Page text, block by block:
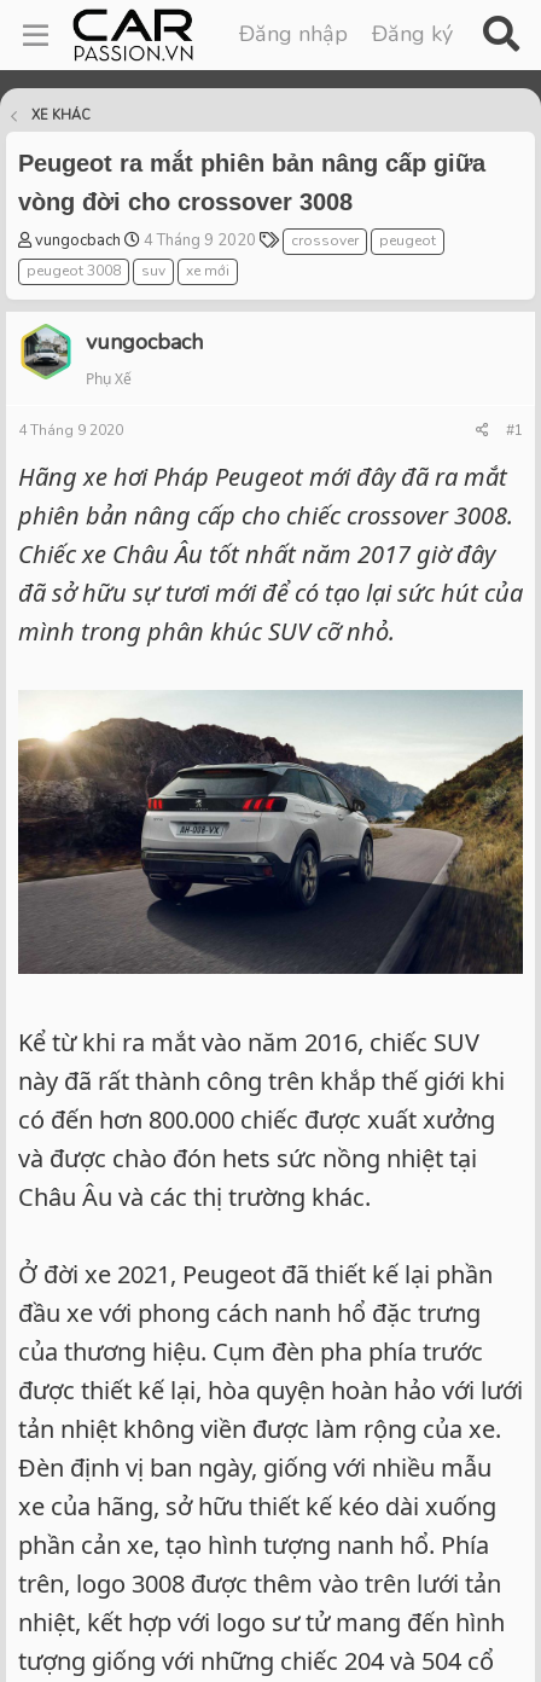
Đăng nhập Đăng ký
XE KHÁC
Peugeot ra mắt phiên bản nâng cấp giữa
vòng đời cho crossover 3008
T
h
r
e
a
d
s
a
t
e
r
vungocbach
S
t
a
r
t
4 Tháng 9 2020
T
a
s
crossover
peugeot
peugeot 3008
suv xe mới
vungocbach
Phụ Xế
4 Tháng 9 2020 #1
Hãng xe hơi Pháp Peugeot mới đây đã ra mắt
phiên bản nâng cấp cho chiếc crossover 3008.
Chiếc xe Châu Âu tốt nhất năm 2017 giờ đây
đã sở hữu sự tươi mới để có tạo lại sức hút của
mình trong phân khúc SUV cỡ nhỏ.
Kể từ khi ra mắt vào năm 2016, chiếc SUV
này đã rất thành công trên khắp thế giới khi
có đến hơn 800.000 chiếc được xuất xưởng
và được chào đón hets sức nồng nhiệt tại
Châu Âu và các thị trường khác.
Ở đời xe 2021, Peugeot đã thiết kế lại phần
đầu xe với phong cách nanh hổ đặc trưng
của thương hiệu. Cụm đèn pha phía trước
được thiết kế lại, hòa quyện hoàn hảo với lưới
tản nhiệt không viền được làm rộng của xe.
Đèn định vị ban ngày, giống với nhiều mẫu
xe của hãng, sở hữu thiết kế kéo dài xuống
phần cản xe, tạo hình tượng nanh hổ. Phía
trên, logo 3008 được thêm vào trên lưới tản
nhiệt, kết hợp với logo sư tử mang đến hình
tượng giống với những chiếc 204 và 504 cổ